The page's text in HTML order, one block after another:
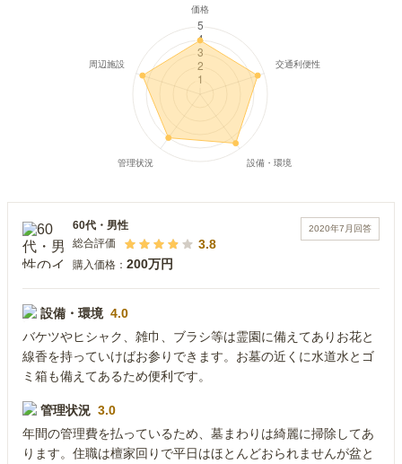
2020年7月 回答
60代 ・ 男性
総合評価
3.8
購入価格： 200万円
設備・環境 4.0
バケツやヒシャク、雑巾、ブラシ等は霊園に備えてありお花と
線香を持っていけばお参りできます。お墓の近くに水道水とゴ
ミ箱も備えてあるため便利です。
管理状況 3.0
年間の管理費を払っているため、墓まわりは綺麗に掃除してあ
ります。住職は檀家回りで平日はほとんどおられませんが盆と